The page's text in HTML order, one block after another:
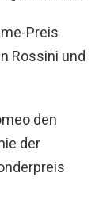
Preis
Rossini und
den
der